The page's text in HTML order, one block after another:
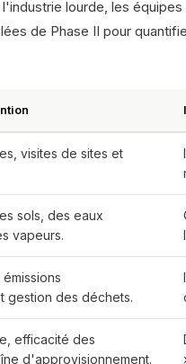
lourde, les
de Phase II pour
visites de sites et
sols, des eaux
vapeurs.
gestion des déchets.
efficacité des
d'approvisionnement.